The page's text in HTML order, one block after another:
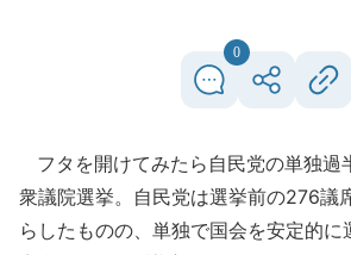
0
フタを開けてみたら自民党の単独過
衆議院選挙。自民党は選挙前の276議
らしたものの、単独で国会を安定的